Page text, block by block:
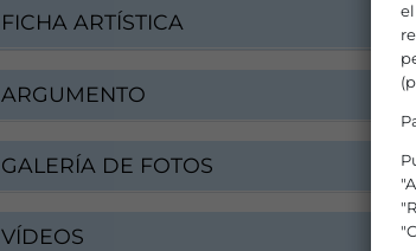
FICHA ARTÍSTICA
ARGUMENTO
GALERÍA DE FOTOS
VÍDEOS